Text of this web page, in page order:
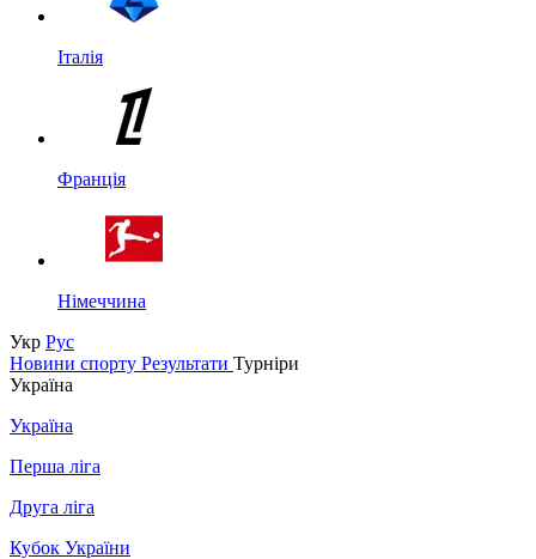
Італія
Франція
Німеччина
Укр Рус
Новини спорту Результати Турніри
Україна
Україна
Перша ліга
Друга ліга
Кубок України